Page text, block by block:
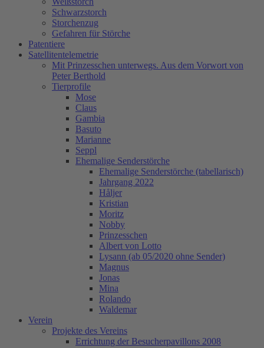
Schwarzstorch
Storchenzug
Gefahren für Störche
Patentiere
Satellitentelemetrie
Mit Prinzesschen unterwegs. Aus dem Vorwort von
Peter Berthold
Tierprofile
Mose
Claus
Gambia
Basuto
Marianne
Seppl
Ehemalige Senderstörche
Ehemalige Senderstörche (tabellarisch)
Jahrgang 2022
Håljer
Kristian
Moritz
Nobby
Prinzesschen
Albert von Lotto
Lysann (ab 05/2020 ohne Sender)
Magnus
Jonas
Mina
Rolando
Waldemar
Verein
Projekte des Vereins
Errichtung der Besucherpavillons 2008